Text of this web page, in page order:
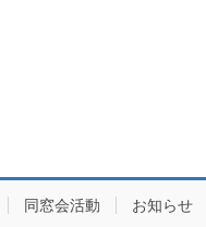
同窓会活動 お知らせ